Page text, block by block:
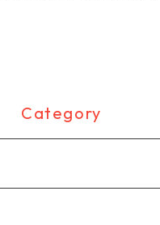
Category